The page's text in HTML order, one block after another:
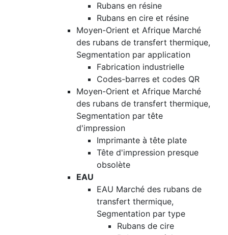
Rubans en résine
Rubans en cire et résine
Moyen-Orient et Afrique Marché
des rubans de transfert thermique,
Segmentation par application
Fabrication industrielle
Codes-barres et codes QR
Moyen-Orient et Afrique Marché
des rubans de transfert thermique,
Segmentation par tête
d'impression
Imprimante à tête plate
Tête d'impression presque
obsolète
EAU
EAU Marché des rubans de
transfert thermique,
Segmentation par type
Rubans de cire